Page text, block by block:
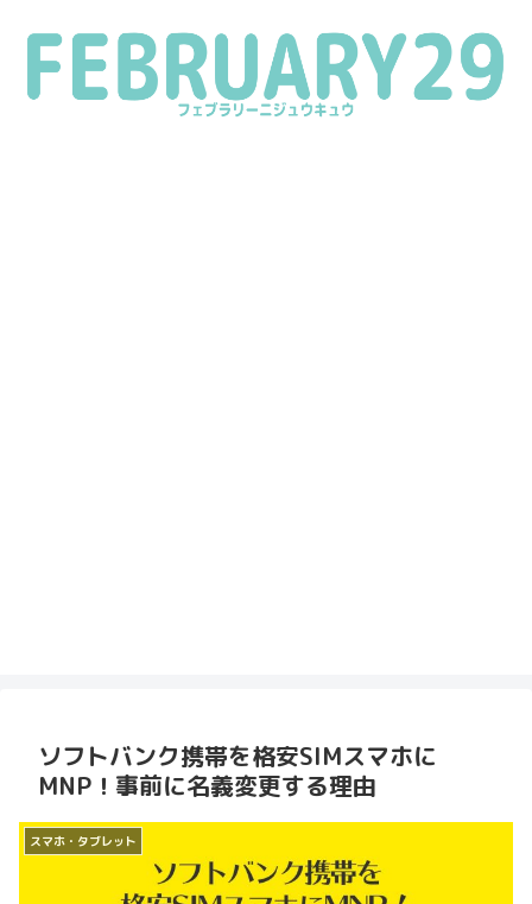
ソフトバンク携帯を格安SIMスマホに
MNP！事前に名義変更する理由
スマホ・タブレット